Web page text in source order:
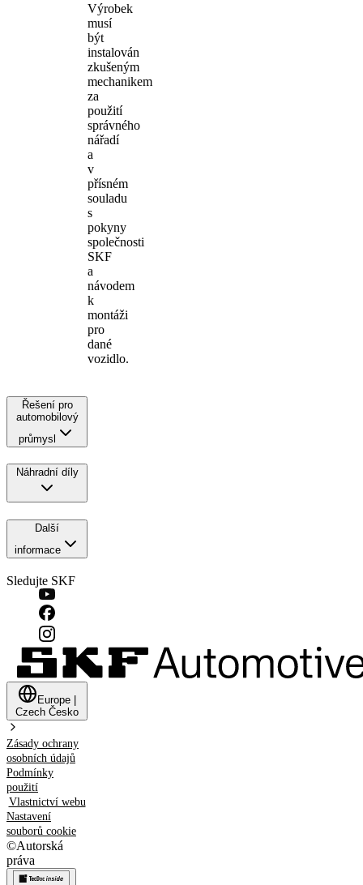
Výrobek
musí
být
instalován
zkušeným
mechanikem
za
použití
správného
nářadí
a
v
přísném
souladu
s
pokyny
společnosti
SKF
a
návodem
k
montáži
pro
dané
vozidlo.
Řešení pro
automobilový
průmysl
Náhradní díly
Další
informace
Sledujte SKF
Europe
Czech Česko
Zásady ochrany
osobních údajů
Podmínky
použití
Vlastnictví webu
Nastavení
souborů cookie
©Autorská
práva